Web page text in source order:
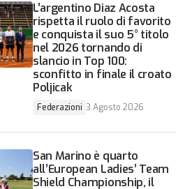
L’argentino Diaz Acosta
rispetta il ruolo di favorito
e conquista il suo 5° titolo
nel 2026 tornando di
slancio in Top 100:
sconfitto in finale il croato
Poljicak
Federazioni 3 Agosto 2026
San Marino è quarto
all’European Ladies’ Team
Shield Championship, il